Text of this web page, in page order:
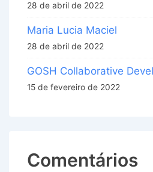
28 de abril de 2022
Maria Lucia Maciel
28 de abril de 2022
GOSH Collaborative
15 de fevereiro de 2022
Comentários